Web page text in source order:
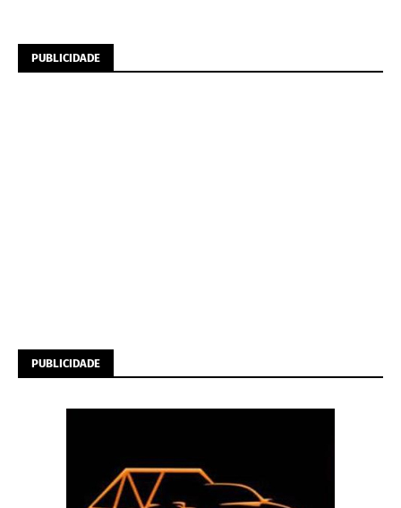
PUBLICIDADE
PUBLICIDADE